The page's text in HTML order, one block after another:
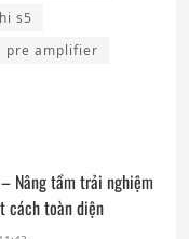
s5
pre amplifier
Nâng tầm trải nghiệm
cách toàn diện